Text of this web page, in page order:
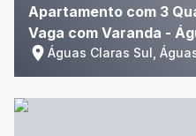
Apartamento com 3
Vaga com Varanda -
Águas Claras Sul,